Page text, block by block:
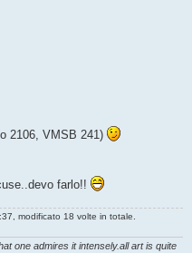
2106, VMSB 241)
farlo!!
modificato 18 volte in totale.
one admires it intensely.all art is quite